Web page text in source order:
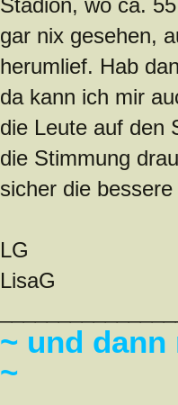
Stadion, wo ca.
gar nix gesehen,
herumlief. Hab
da kann ich mir
die Leute auf den
die Stimmung
sicher die bessere
LG
LisaG
~ und
~